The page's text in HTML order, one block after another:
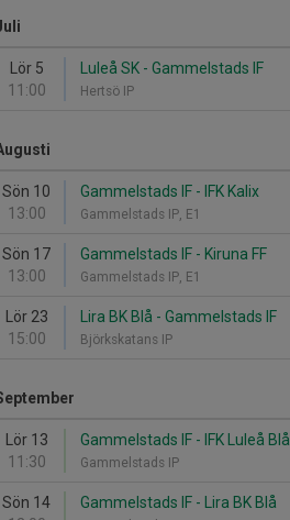
Lör 5
11:00
Luleå SK - Gammelstads IF
Hertsö IP
Sön 10
13:00
Gammelstads IF - IFK Kalix
Gammelstads IP, E1
Sön 17
13:00
Gammelstads IF - Kiruna FF
Gammelstads IP, E1
Lör 23
15:00
Lira BK Blå - Gammelstads IF
Björkskatans IP
Lör 13
11:30
Gammelstads IF - IFK Luleå Blå
Gammelstads IP
Sön 14
Gammelstads IF - Lira BK Blå